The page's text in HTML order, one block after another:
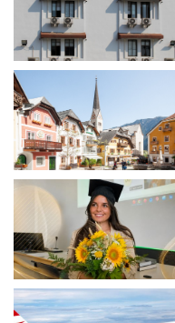
AUSTRI